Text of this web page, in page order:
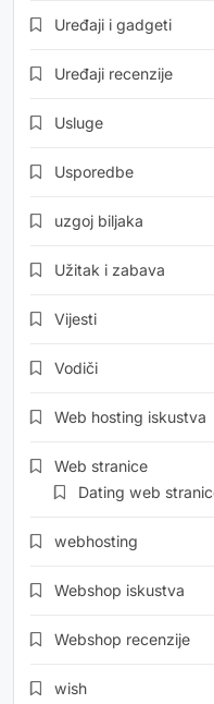
Uređaji i gadgeti
Uređaji recenzije
Usluge
Usporedbe
uzgoj biljaka
Užitak i zabava
Vijesti
Vodiči
Web hosting iskustva
Web stranice
Dating web
webhosting
Webshop iskustva
Webshop recenzije
wish